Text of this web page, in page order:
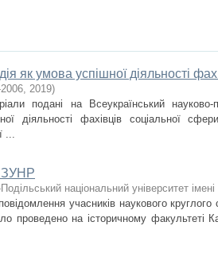
як умова успішної діяльності
, 2019)
подані на Всеукраїнський
діяльності фахівців соціальної
...
ЗУНР
національний університет імені
учасників наукового
проведено на історичному факультеті